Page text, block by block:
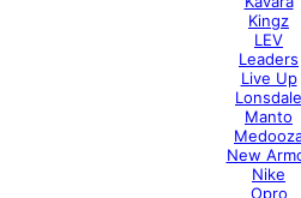
Kingz
LEV
Leaders
Live Up
Lonsdale
Manto
New
Nike
Opro